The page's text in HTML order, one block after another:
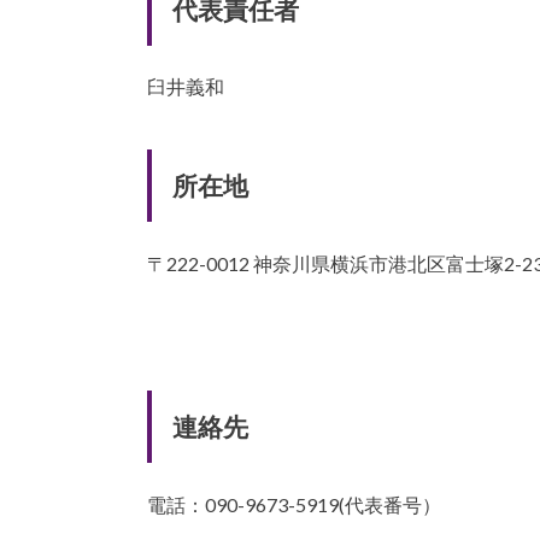
代表責任者
臼井義和
所在地
〒222-0012 神奈川県横浜市港北区富士塚2-
連絡先
電話：090-9673-5919(代表番号）